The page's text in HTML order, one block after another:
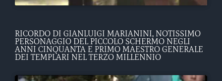
RICORDO DI GIANLUIGI MARIANINI, NOTISSIMO
PERSONAGGIO DEL PICCOLO SCHERMO NEGLI
ANNI CINQUANTA E PRIMO MAESTRO GENERALE
DEI TEMPLARI NEL TERZO MILLENNIO